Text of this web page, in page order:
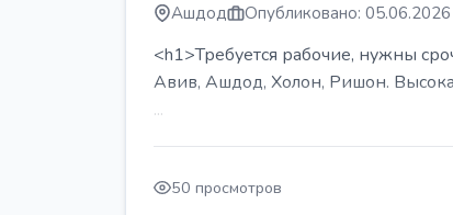
Ашдод Опубликовано: 05.06.2026
<h1>Требуется рабочие, нужны
Авив, Ашдод, Холон, Ришон.
...
50 просмотров